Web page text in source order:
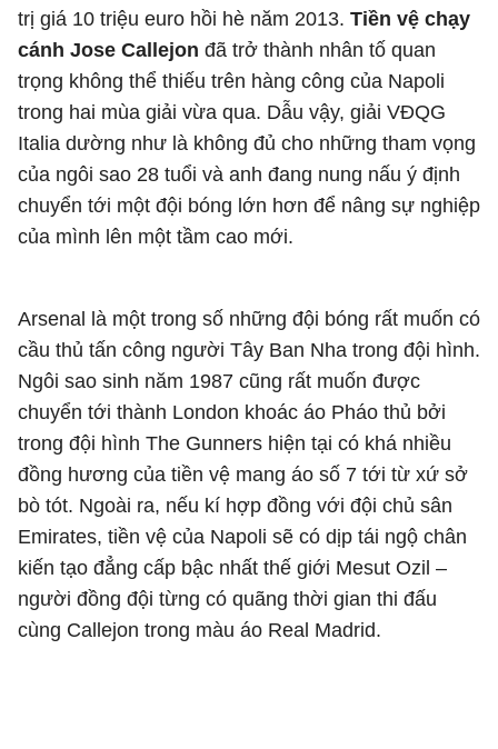
trị giá 10 triệu euro hồi hè năm 2013. Tiền vệ chạy
cánh Jose Callejon đã trở thành nhân tố quan
trọng không thể thiếu trên hàng công của Napoli
trong hai mùa giải vừa qua. Dẫu vậy, giải VĐQG
Italia dường như là không đủ cho những tham vọng
của ngôi sao 28 tuổi và anh đang nung nấu ý định
chuyển tới một đội bóng lớn hơn để nâng sự nghiệp
của mình lên một tầm cao mới.
Arsenal là một trong số những đội bóng rất muốn có
cầu thủ tấn công người Tây Ban Nha trong đội hình.
Ngôi sao sinh năm 1987 cũng rất muốn được
chuyển tới thành London khoác áo Pháo thủ bởi
trong đội hình The Gunners hiện tại có khá nhiều
đồng hương của tiền vệ mang áo số 7 tới từ xứ sở
bò tót. Ngoài ra, nếu kí hợp đồng với đội chủ sân
Emirates, tiền vệ của Napoli sẽ có dịp tái ngộ chân
kiến tạo đẳng cấp bậc nhất thế giới Mesut Ozil –
người đồng đội từng có quãng thời gian thi đấu
cùng Callejon trong màu áo Real Madrid.